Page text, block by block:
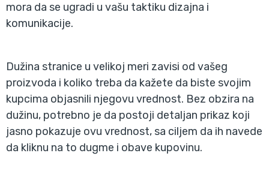
mora da se ugradi u vašu taktiku dizajna i
komunikacije.
Dužina stranice u velikoj meri zavisi od vašeg
proizvoda i koliko treba da kažete da biste svojim
kupcima objasnili njegovu vrednost. Bez obzira na
dužinu, potrebno je da postoji detaljan prikaz koji
jasno pokazuje ovu vrednost, sa ciljem da ih navede
da kliknu na to dugme i obave kupovinu.